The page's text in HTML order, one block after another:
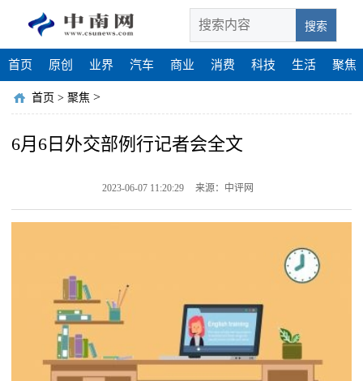
搜索
首页 原创 业界 汽车 商业 消费 科技 生活 聚焦
首页 > 聚焦 >
6月6日外交部例行记者会全文
2023-06-07 11:20:29 来源：中评网